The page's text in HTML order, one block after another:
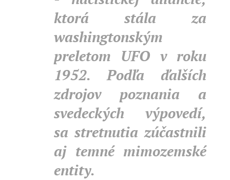
ktorá stála za
washingtonským
preletom UFO v roku
1952. Podľa ďalších
zdrojov poznania a
svedeckých výpovedí,
sa stretnutia zúčastnili
aj temné mimozemské
entity.